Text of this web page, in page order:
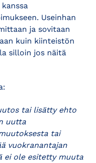
Useinhan
ja sovitaan
kuin kiinteistön
silloin jos näitä
tai lisätty ehto
uutta
tai
vuokranantajan
ei ole esitetty muuta